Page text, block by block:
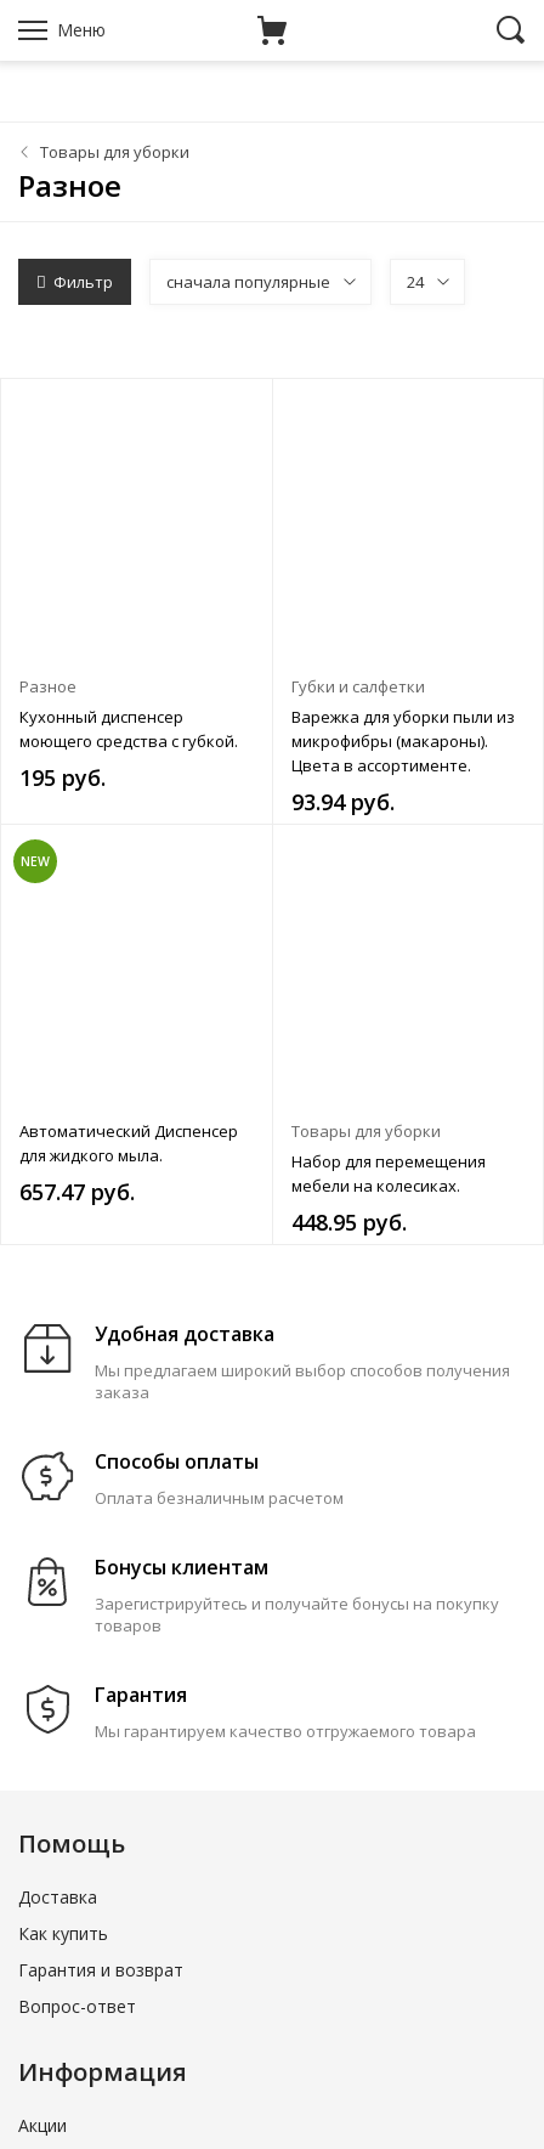
Меню
Товары для уборки
Разное
Фильтр сначала популярные 24
Разное
Кухонный диспенсер
моющего средства с губкой.
195 руб.
Губки и салфетки
Варежка для уборки пыли из
микрофибры (макароны).
Цвета в ассортименте.
93.94 руб.
NEW
Автоматический Диспенсер
для жидкого мыла.
657.47 руб.
Товары для уборки
Набор для перемещения
мебели на колесиках.
448.95 руб.
Удобная доставка
Мы предлагаем широкий выбор способов получения
заказа
Способы оплаты
Оплата безналичным расчетом
Бонусы клиентам
Зарегистрируйтесь и получайте бонусы на покупку
товаров
Гарантия
Мы гарантируем качество отгружаемого товара
Помощь
Доставка
Как купить
Гарантия и возврат
Вопрос-ответ
Информация
Акции